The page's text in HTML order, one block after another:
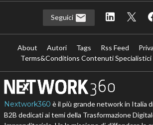
Seguici
About Autori Tags Rss Feed
Terms&Conditions Contenuti Specialistici
Nextwork360 è il più grande network in Italia
B2B dedicati ai temi della Trasformazione